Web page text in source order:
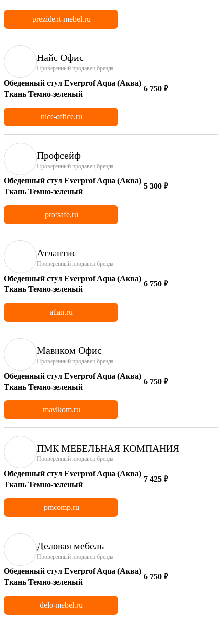
prezident-mebel.ru
Найс Офис
Проверенный продавец бренда
Обеденный стул Everprof Aqua (Аква)
Ткань Темно-зеленый
6 750 ₽
nice-office.ru
Профсейф
Проверенный продавец бренда
Обеденный стул Everprof Aqua (Аква)
Ткань Темно-зеленый
5 300 ₽
profsafe.ru
Атлантис
Проверенный продавец бренда
Обеденный стул Everprof Aqua (Аква)
Ткань Темно-зеленый
6 750 ₽
atlan.ru
Мавиком Офис
Проверенный продавец бренда
Обеденный стул Everprof Aqua (Аква)
Ткань Темно-зеленый
6 750 ₽
mavikom.ru
ПМК МЕБЕЛЬНАЯ КОМПАНИЯ
Проверенный продавец бренда
Обеденный стул Everprof Aqua (Аква)
Ткань Темно-зеленый
7 425 ₽
pmcomp.ru
Деловая мебель
Проверенный продавец бренда
Обеденный стул Everprof Aqua (Аква)
Ткань Темно-зеленый
6 750 ₽
delo-mebel.ru